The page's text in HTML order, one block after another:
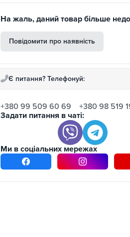
На жаль, даний товар більше
Повідомити про наявність
Є питання? Телефонуй:
+380 99 509 60 69
+380 98 519
Задати питання в чаті:
Ми в соціальних мережах